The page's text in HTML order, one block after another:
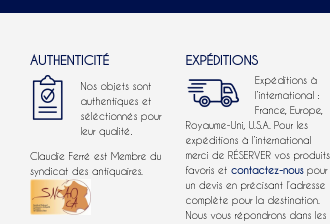
AUTHENTICITÉ
Nos objets sont
authentiques et
séléctionnés pour
leur qualité.
Claudie Ferré est Membre du
syndicat des antiquaires.
EXPÉDITIONS
Expéditions à
l’international :
France, Europe,
Royaume-Uni, U.S.A. Pour les
expéditions à l’international
merci de RÉSERVER vos produits
favoris et contactez-nous pour
un devis en précisant l’adresse
complète pour la destination.
Nous vous répondrons dans les